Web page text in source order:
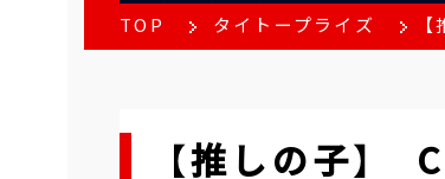
TOP タイトープライズ
【推しの子